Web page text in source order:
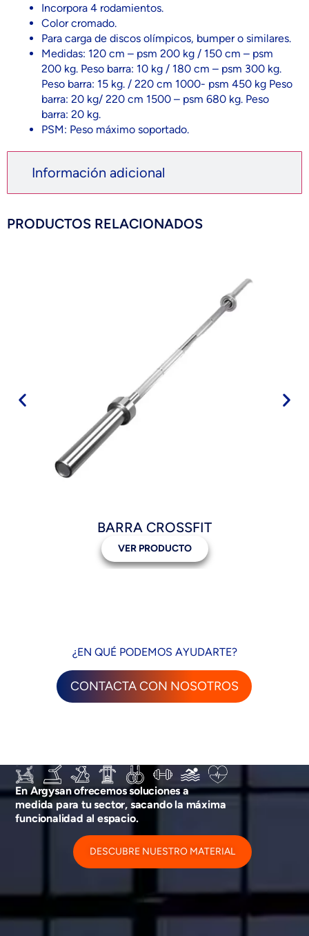
Información adicional
Incorpora 4 rodamientos.
Color cromado.
Para carga de discos olímpicos, bumper o similares.
Medidas: 120 cm – psm 200 kg / 150 cm – psm
200 kg. Peso barra: 10 kg / 180 cm – psm 300 kg.
Peso barra: 15 kg. / 220 cm 1000- psm 450 kg Peso
barra: 20 kg/ 220 cm 1500 – psm 680 kg. Peso
barra: 20 kg.
PSM: Peso máximo soportado.
PRODUCTOS RELACIONADOS
BARRA CROSSFIT
VER PRODUCTO
¿EN QUÉ PODEMOS AYUDARTE?
CONTACTA CON NOSOTROS
En Argysan ofrecemos soluciones a
medida para tu sector, sacando la máxima
funcionalidad al espacio.
DESCUBRE NUESTRO MATERIAL